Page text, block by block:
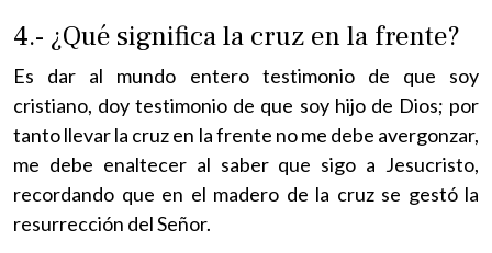
4.- ¿Qué significa la cruz en la frente?
Es dar al mundo entero testimonio de que soy
cristiano, doy testimonio de que soy hijo de Dios; por
tanto llevar la cruz en la frente no me debe avergonzar,
me debe enaltecer al saber que sigo a Jesucristo,
recordando que en el madero de la cruz se gestó la
resurrección del Señor.